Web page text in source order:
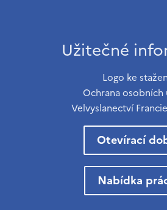
Užitečné
Logo ke
Ochrana osobních
Velvyslanectví
Otevírací
Nabídka